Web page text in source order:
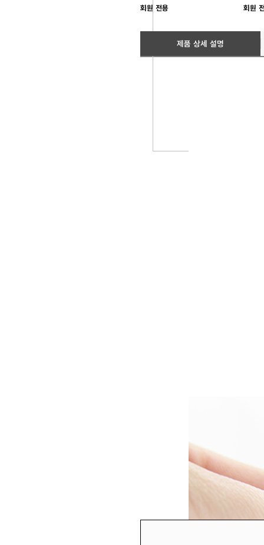
회원 전용 회원
제품 상세 설명